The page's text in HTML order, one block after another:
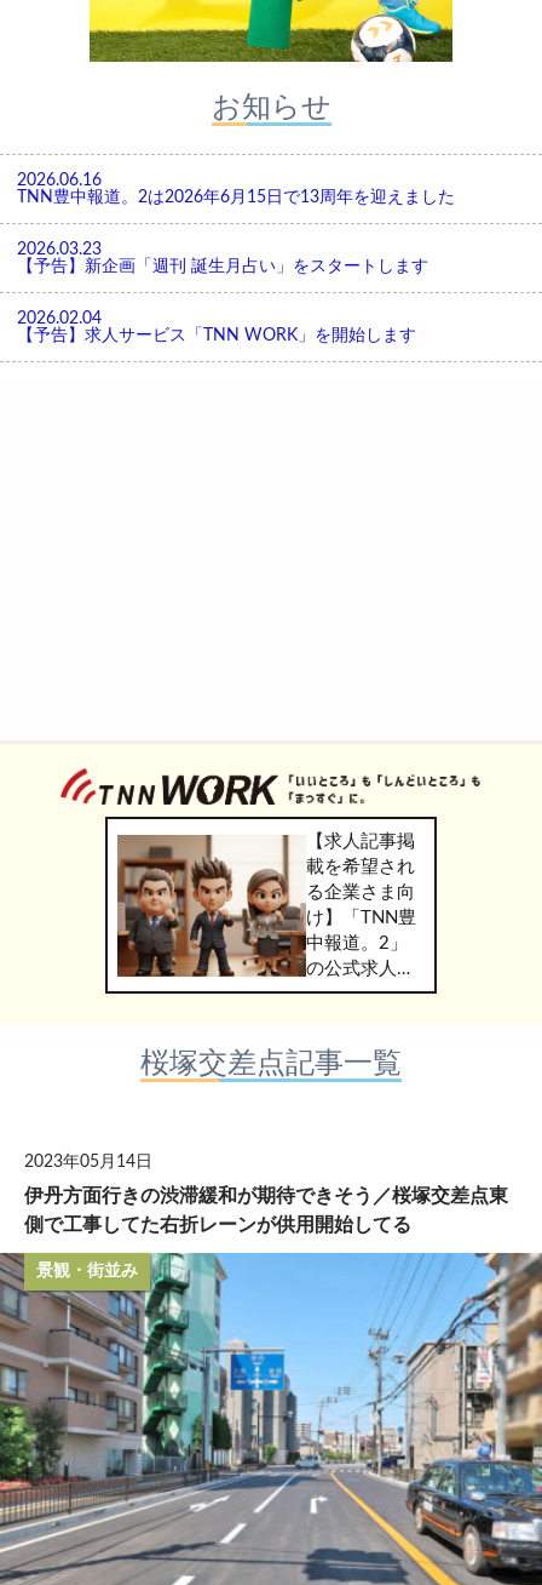
お知らせ
2026.06.16
TNN豊中報道。2は2026年6月15日で13周年を迎えました
2026.03.23
【予告】新企画「週刊 誕生月占い」をスタートします
2026.02.04
【予告】求人サービス「TNN WORK」を開始します
【求人記事掲
載を希望され
る企業さま向
け】「TNN豊
中報道。2」
の公式求人情
報サービス
WORK」のご
掲載につきま
桜塚交差点記事一覧
2023年05月14日
伊丹方面行きの渋滞緩和が期待できそう／桜塚交差点東
側で工事してた右折レーンが供用開始してる
景観・街並み